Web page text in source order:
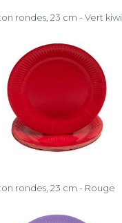
rondes, 23 cm - Vert kiwi
rondes, 23 cm - Rouge